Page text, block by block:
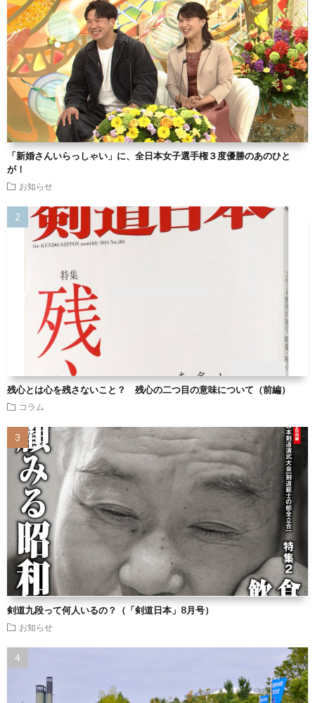
「新婚さんいらっしゃい」に、全日本女子選手権３度優勝のあのひと
が！
お知らせ
残心とは心を残さないこと？ 残心の二つ目の意味について（前編）
コラム
剣道九段って何人いるの？（「剣道日本」8月号）
お知らせ